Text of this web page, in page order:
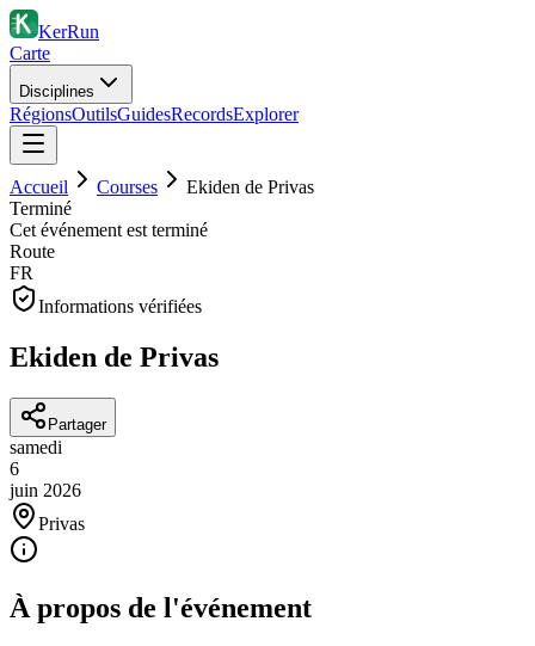
KerRun
Carte
Disciplines
RégionsOutilsGuidesRecordsExplorer
Accueil Courses
Ekiden de Privas
Terminé
Cet événement est terminé
Route
FR
Informations vérifiées
Ekiden de Privas
Partager
samedi
6
juin 2026
Privas
À propos de l'événement